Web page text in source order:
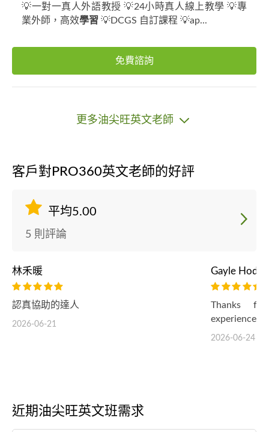
💡一對一真人外語教授 💡24小時真人線上教學 💡專
業外師，高效學習 💡DCGS 自訂課程 💡ap...
免費諮詢
更多油尖旺英文老師
客戶對PRO360英文老師的好評
平均5.00
5 則評論
林禾暖
認真協助的達人
2026-06-21
Gayle
Thanks
experience!
2026-06-24
近期油尖旺英文班需求